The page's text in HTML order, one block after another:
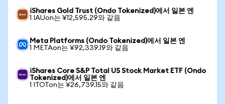
iShares Gold Trust (Ondo Tokenized)에서 일본 엔
1 IAUon는 ¥12,595.29와 같음
Meta Platforms (Ondo Tokenized)에서 일본 엔
1 METAon는 ¥92,339.19와 같음
iShares Core S&P Total US Stock Market ETF (Ondo
Tokenized)에서 일본 엔
1 ITOTon는 ¥26,739.15와 같음